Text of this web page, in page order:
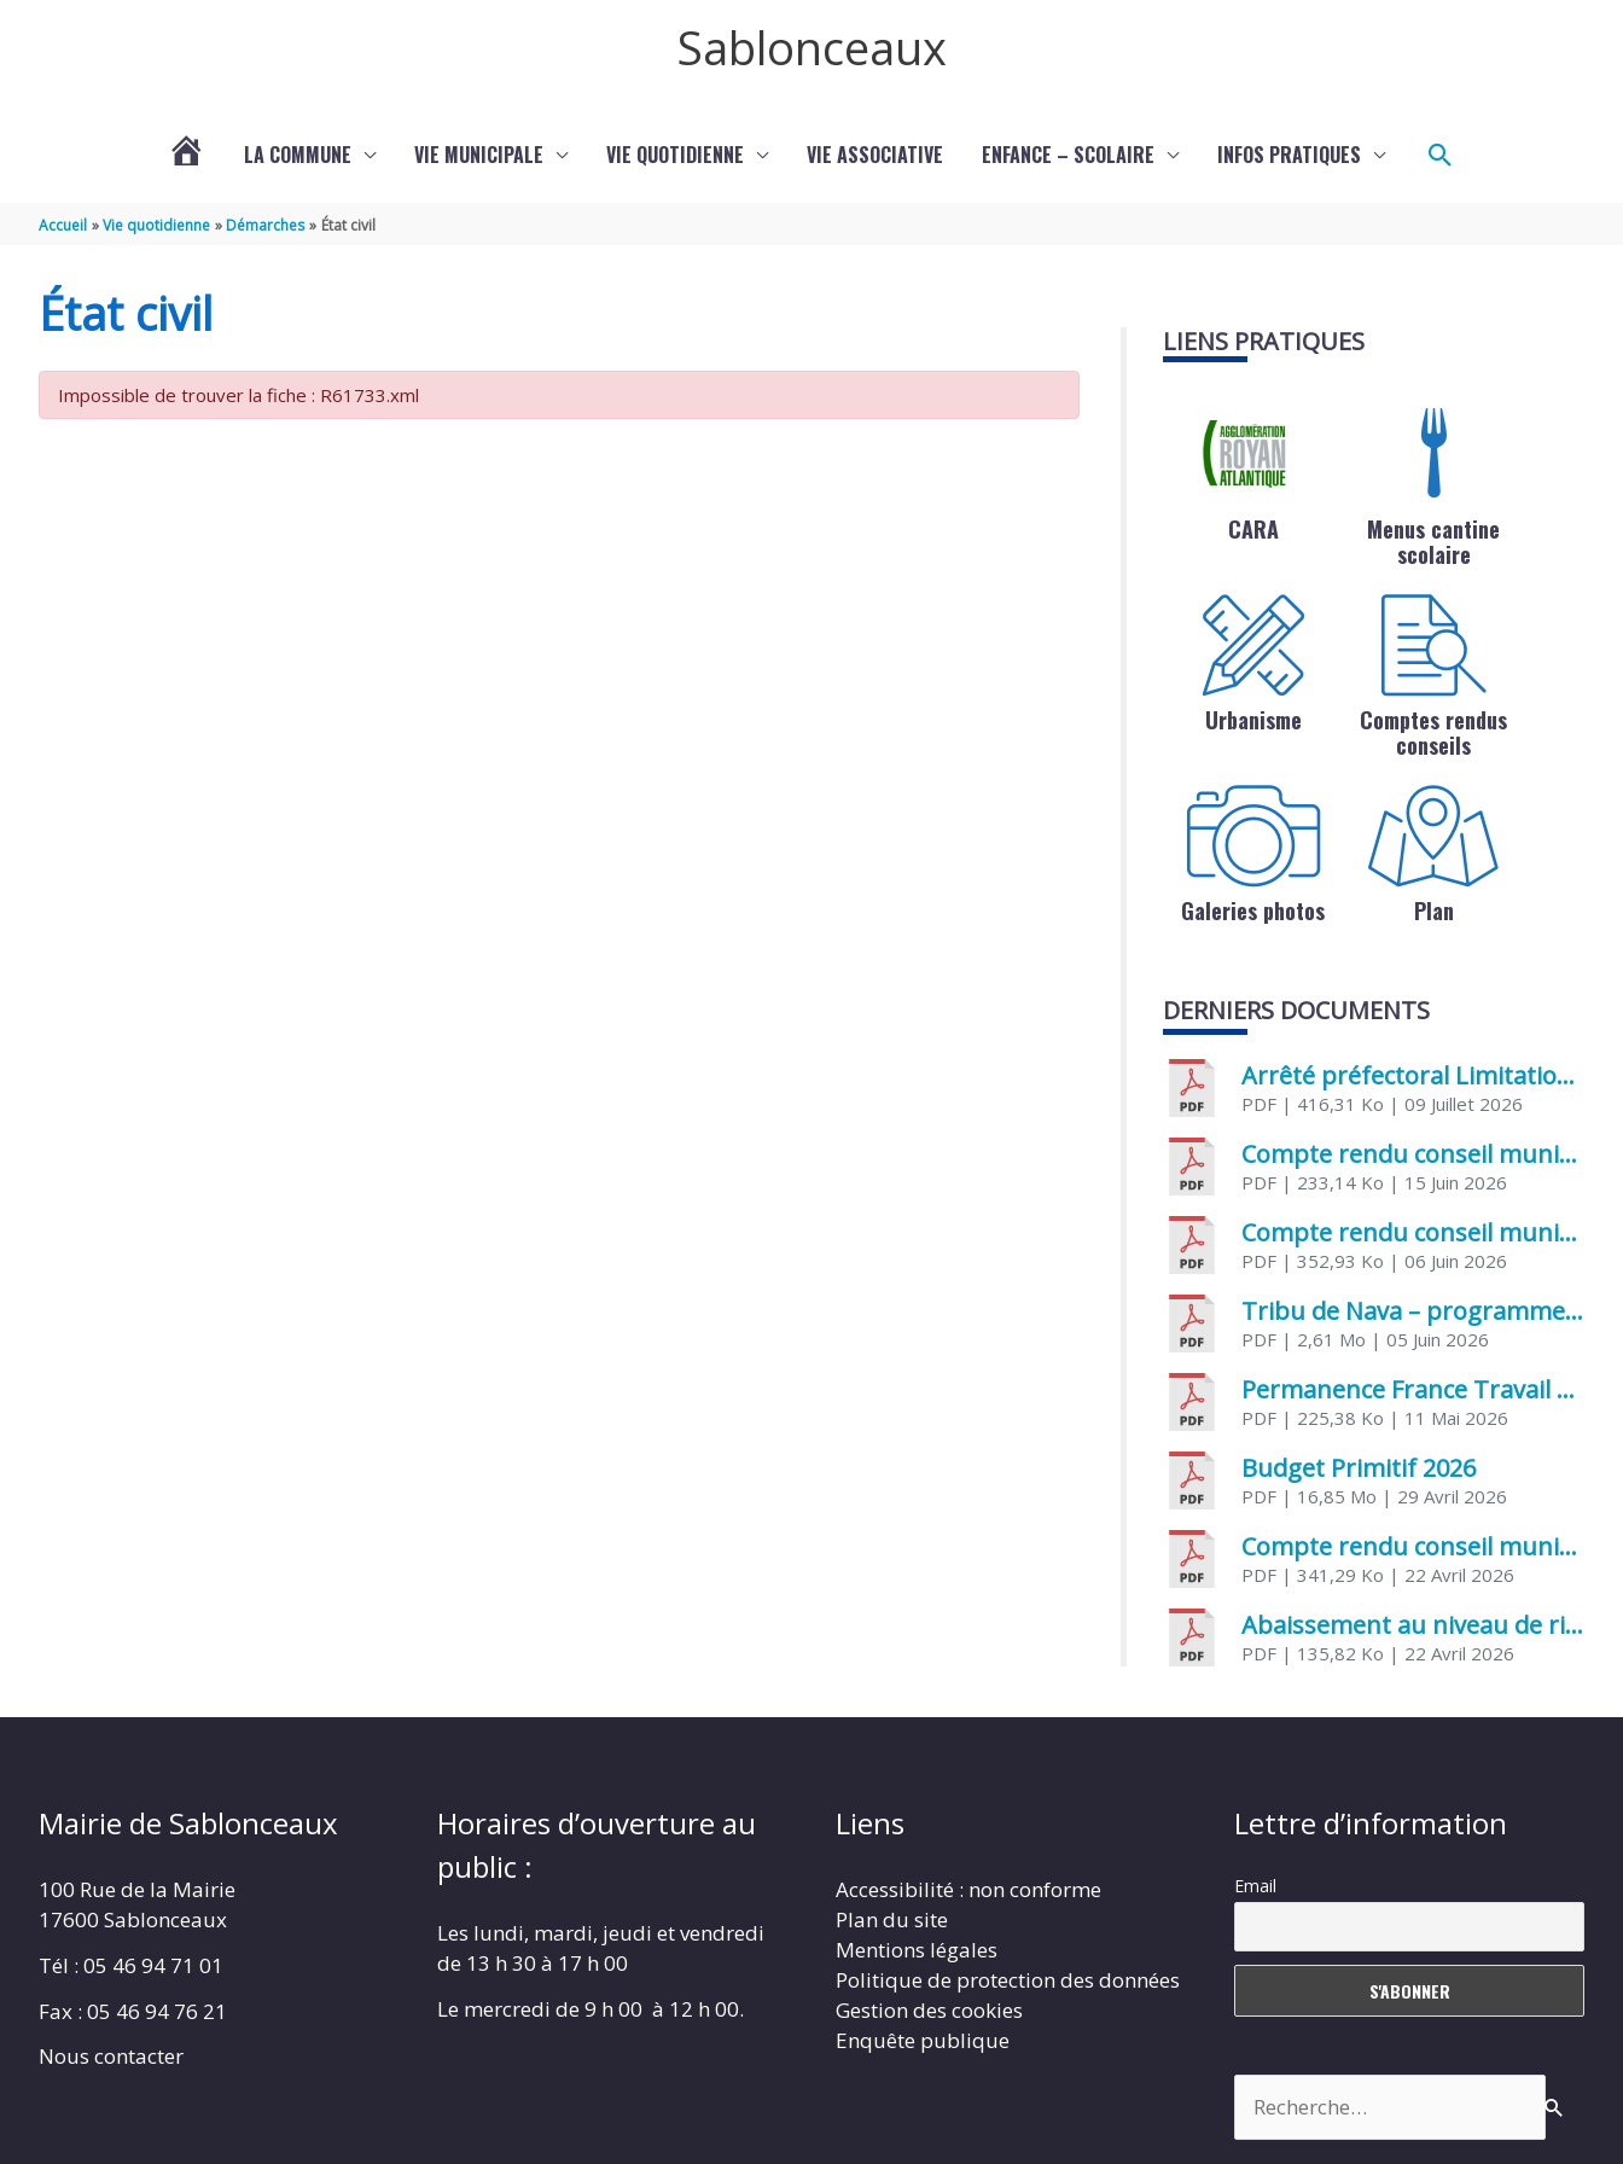
Sablonceaux
LA COMMUNE VIE MUNICIPALE VIE QUOTIDIENNE VIE ASSOCIATIVE ENFANCE – SCOLAIRE INFOS PRATIQUES Rechercher
Accueil Vie quotidienne Démarches État civil
État civil
Impossible de trouver la fiche : R61733.xml
LIENS PRATIQUES
CARA
Menus cantine
scolaire
Urbanisme
Comptes rendus
conseils
Galeries photos Plan
DERNIERS DOCUMENTS
Arrêté préfectoral Limitation provisoire des usages de l’eau
PDF | 416,31 Ko | 09 Juillet 2026
Compte rendu conseil municipal 5 juin 2026 sénatoriale
PDF | 233,14 Ko | 15 Juin 2026
Compte rendu conseil municipal – 21 avril 2026
PDF | 352,93 Ko | 06 Juin 2026
Tribu de Nava – programme et inscriptions été 2026
PDF | 2,61 Mo | 05 Juin 2026
Permanence France Travail au CCAS de Saujon Juin 2026
PDF | 225,38 Ko | 11 Mai 2026
Budget Primitif 2026
PDF | 16,85 Mo | 29 Avril 2026
Compte rendu conseil municipal – 7 avril 2026
PDF | 341,29 Ko | 22 Avril 2026
Abaissement au niveau de risque modéré de l’Influenza aviaire
PDF | 135,82 Ko | 22 Avril 2026
Mairie de Sablonceaux
100 Rue de la Mairie
17600 Sablonceaux
Tél : 05 46 94 71 01
Fax : 05 46 94 76 21
Nous contacter
Horaires d’ouverture au
public :
Les lundi, mardi, jeudi et vendredi
de 13 h 30 à 17 h 00
Le mercredi de 9 h 00 à 12 h 00.
Liens
Accessibilité : non conforme
Plan du site
Mentions légales
Politique de protection des données
Gestion des cookies
Enquête publique
Lettre d’information
Email